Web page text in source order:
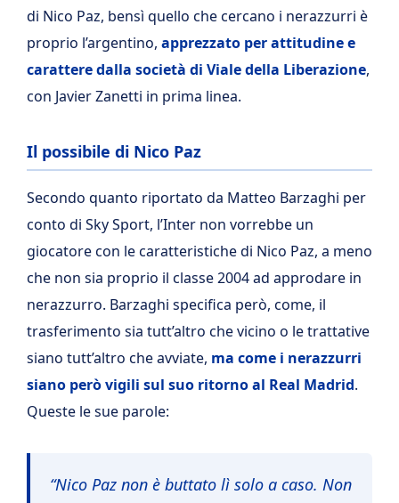
di Nico Paz, bensì quello che cercano i nerazzurri è
proprio l’argentino, apprezzato per attitudine e
carattere dalla società di Viale della Liberazione,
con Javier Zanetti in prima linea.
Il possibile di Nico Paz
Secondo quanto riportato da Matteo Barzaghi per
conto di Sky Sport, l’Inter non vorrebbe un
giocatore con le caratteristiche di Nico Paz, a meno
che non sia proprio il classe 2004 ad approdare in
nerazzurro. Barzaghi specifica però, come, il
trasferimento sia tutt’altro che vicino o le trattative
siano tutt’altro che avviate, ma come i nerazzurri
siano però vigili sul suo ritorno al Real Madrid.
Queste le sue parole:
“Nico Paz non è buttato lì solo a caso. Non